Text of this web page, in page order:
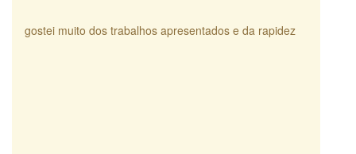
gostei muito dos trabalhos apresentados e da rapidez